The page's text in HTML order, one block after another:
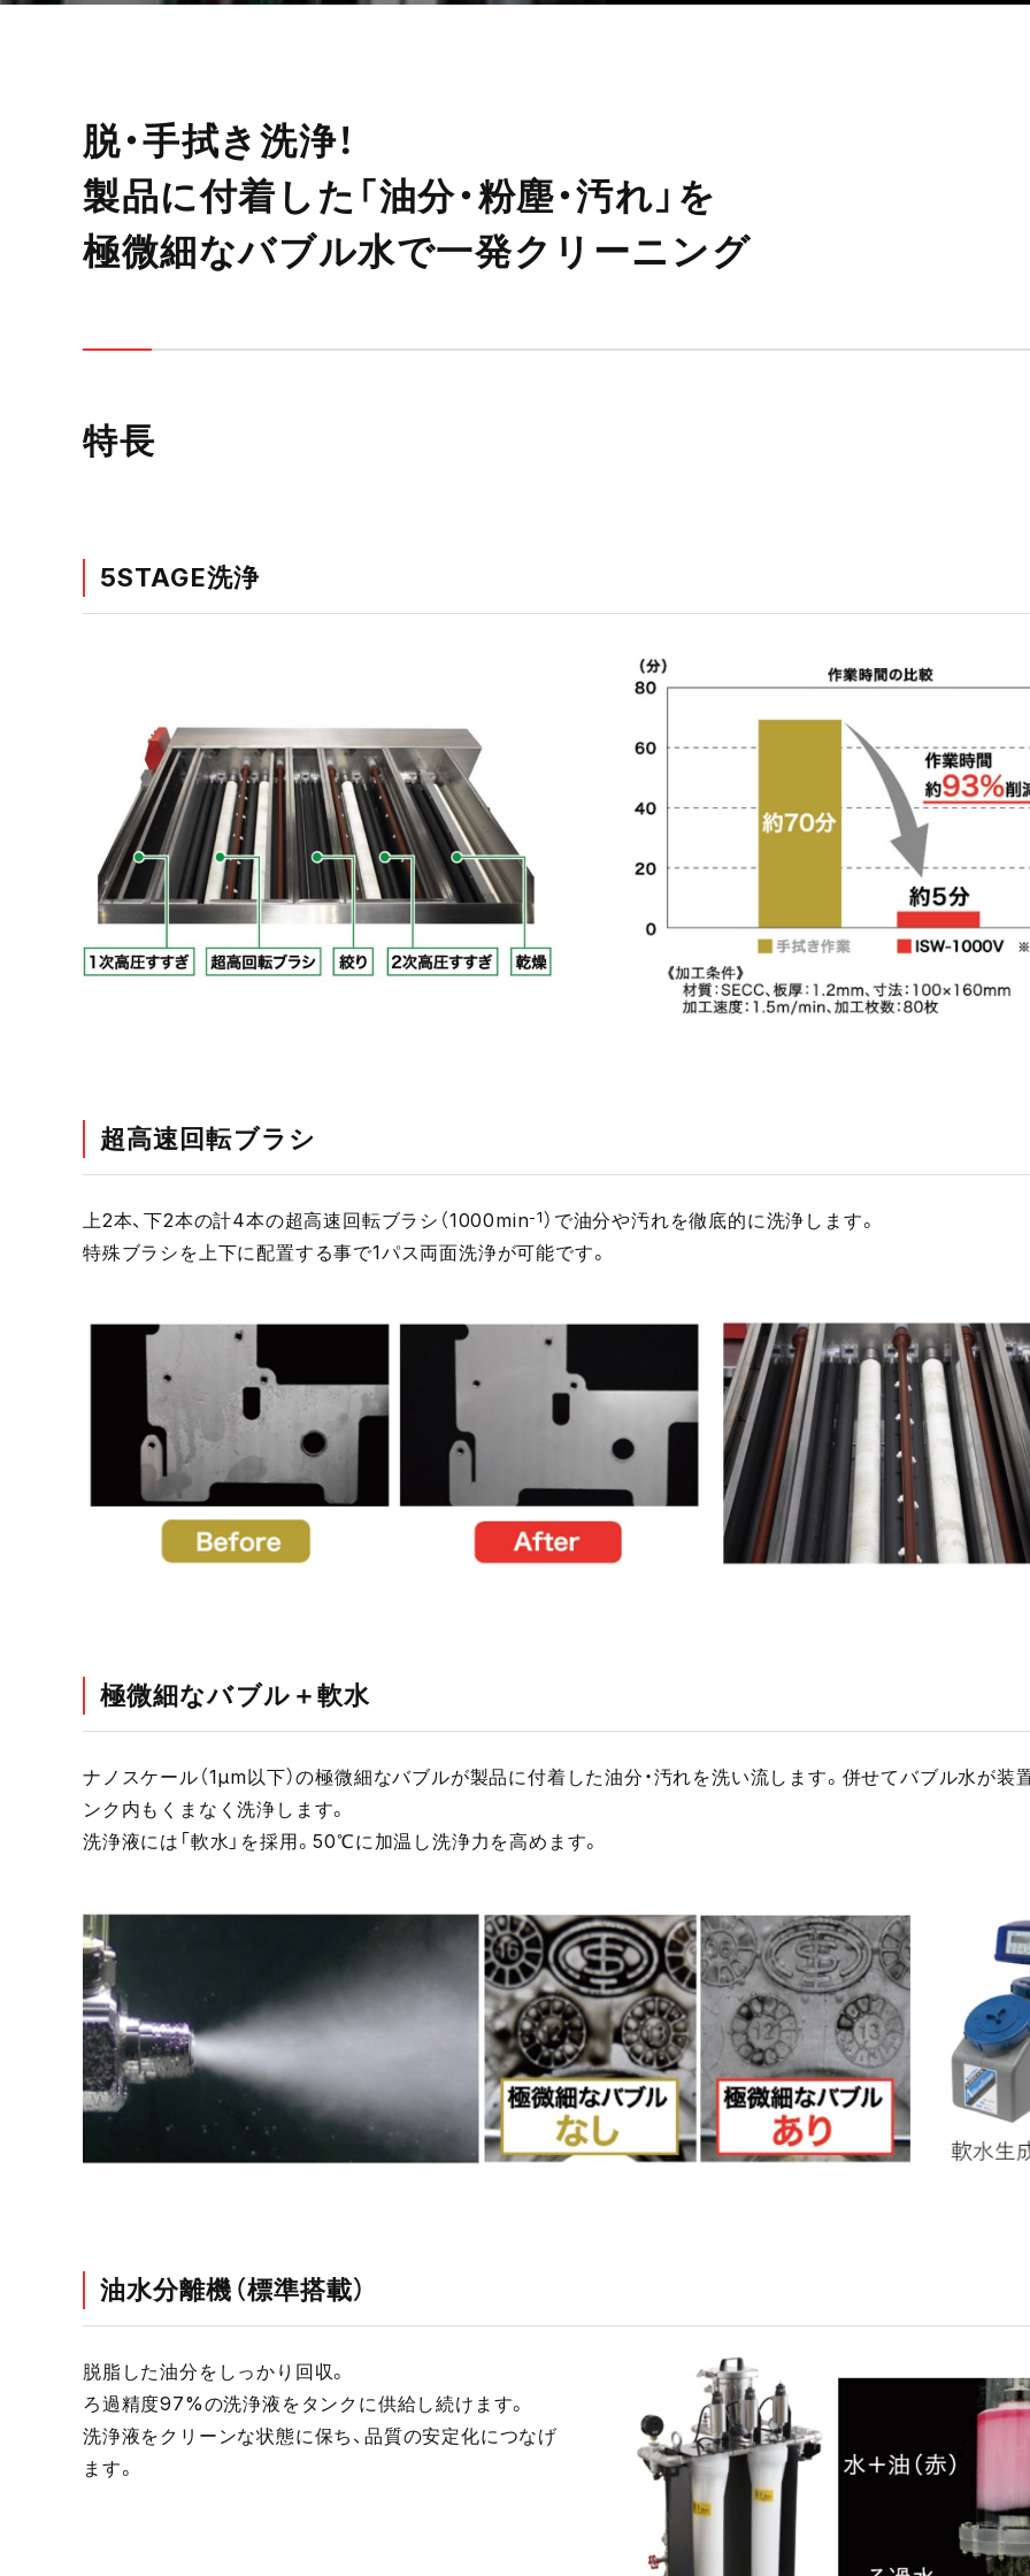
脱・手拭き洗浄！
製品に付着した「油分・粉塵・汚れ」を
極微細なバブル水で一発クリーニング
特長
5STAGE洗浄
超高速回転ブラシ
上2本、下2本の計4本の超高速回転ブラシ（1000min-1）で油分や汚れを徹底的に洗浄します。
特殊ブラシを上下に配置する事で1パス両面洗浄が可能です。
極微細なバブル＋軟水
ナノスケール（1μm以下）の極微細なバブルが製品に付着した油分・汚れを洗い流します。併せてバブル水が装
ンク内もくまなく洗浄します。
洗浄液には「軟水」を採用。50℃に加温し洗浄力を高めます。
油水分離機（標準搭載）
脱脂した油分をしっかり回収。
ろ過精度97%の洗浄液をタンクに供給し続けます。
洗浄液をクリーンな状態に保ち、品質の安定化につなげ
ます。